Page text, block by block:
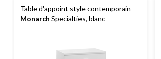
Table d'appoint style contemporain
Monarch Specialties, blanc